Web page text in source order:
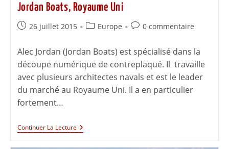
Jordan Boats, Royaume Uni
26 juillet 2015 Europe 0 commentaire
Alec Jordan (Jordan Boats) est spécialisé dans la
découpe numérique de contreplaqué. Il travaille
avec plusieurs architectes navals et est le leader
du marché au Royaume Uni. Il a en particulier
fortement…
Continuer La Lecture